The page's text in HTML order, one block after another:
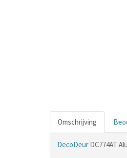
Omschrijving
DecoDeur DC774AT